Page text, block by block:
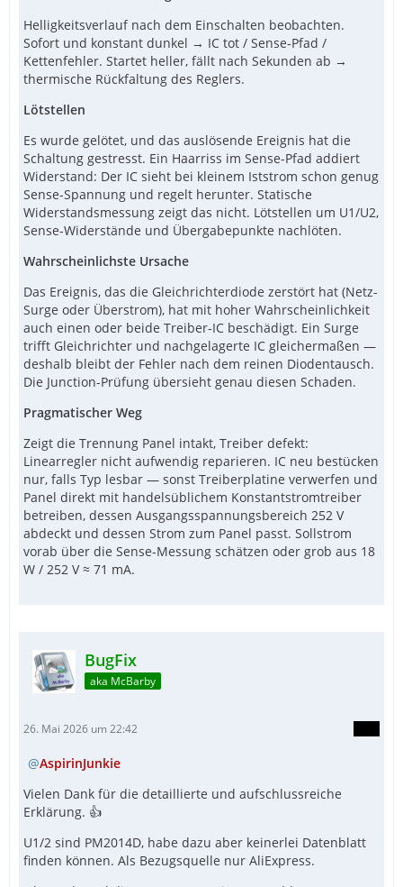
Helligkeitsverlauf nach dem Einschalten beobachten.
Sofort und konstant dunkel → IC tot / Sense-Pfad /
Kettenfehler. Startet heller, fällt nach Sekunden ab →
thermische Rückfaltung des Reglers.
Lötstellen
Es wurde gelötet, und das auslösende Ereignis hat die
Schaltung gestresst. Ein Haarriss im Sense-Pfad addiert
Widerstand: Der IC sieht bei kleinem Iststrom schon genug
Sense-Spannung und regelt herunter. Statische
Widerstandsmessung zeigt das nicht. Lötstellen um U1/U2,
Sense-Widerstände und Übergabepunkte nachlöten.
Wahrscheinlichste Ursache
Das Ereignis, das die Gleichrichterdiode zerstört hat (Netz-
Surge oder Überstrom), hat mit hoher Wahrscheinlichkeit
auch einen oder beide Treiber-IC beschädigt. Ein Surge
trifft Gleichrichter und nachgelagerte IC gleichermaßen —
deshalb bleibt der Fehler nach dem reinen Diodentausch.
Die Junction-Prüfung übersieht genau diesen Schaden.
Pragmatischer Weg
Zeigt die Trennung Panel intakt, Treiber defekt:
Linearregler nicht aufwendig reparieren. IC neu bestücken
nur, falls Typ lesbar — sonst Treiberplatine verwerfen und
Panel direkt mit handelsüblichem Konstantstromtreiber
betreiben, dessen Ausgangsspannungsbereich 252 V
abdeckt und dessen Strom zum Panel passt. Sollstrom
vorab über die Sense-Messung schätzen oder grob aus 18
W / 252 V ≈ 71 mA.
BugFix
aka McBarby
26. Mai 2026 um 22:42
AspirinJunkie
Vielen Dank für die detaillierte und aufschlussreiche
Erklärung. 👍
U1/2 sind PM2014D, habe dazu aber keinerlei Datenblatt
finden können. Als Bezugsquelle nur AliExpress.